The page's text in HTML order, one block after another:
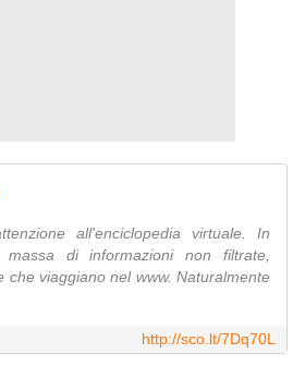
all'enciclopedia virtuale. In
massa di informazioni non filtrate,
che viaggiano nel www. Naturalmente
http://sco.lt/7Dq70L